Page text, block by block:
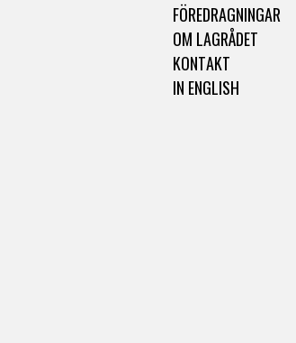
FÖREDRAGNINGAR
OM LAGRÅDET
KONTAKT
IN ENGLISH